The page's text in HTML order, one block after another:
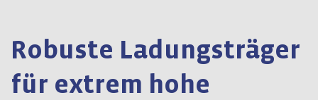
Robuste Ladungsträger
für extrem hohe